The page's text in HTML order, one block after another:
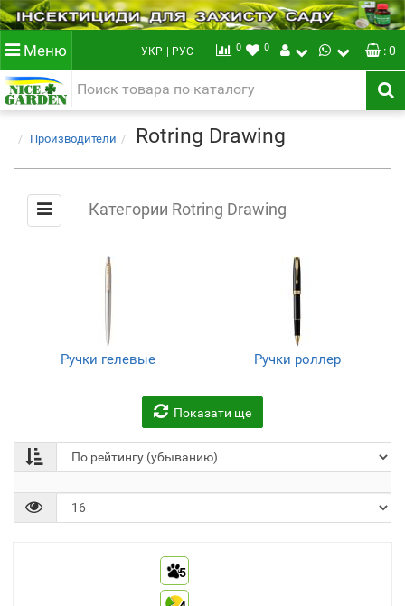
Меню УКР | РУС 0 0 : 0
Производители Rotring Drawing
Категории Rotring Drawing
Ручки гелевые Ручки роллер
Ручки шариковые
(3)
Показати ще
5